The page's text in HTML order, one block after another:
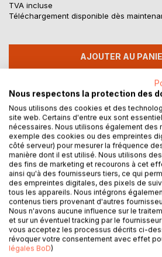
TVA incluse
Téléchargement disponible dès
AJOUTER AU
Ajouter à ma liste d'envies
Laisser un avis
DESCRIPTION
La France traverse une période de
sociaux et politiques de grande
La démocratie est en danger. L'ordre
Nous respectons la protection des
Nous utilisons des cookies et des
site web. Certains d'entre eux sont
nécessaires. Nous utilisons également des
exemple des cookies ou des empreintes
côté serveur) pour mesurer la fréquence
manière dont il est utilisé. Nous utilisons
des fins de marketing et recourons à cet
ainsi qu'à des fournisseurs tiers, ce qui
des empreintes digitales, des pixels de
tous les appareils. Nous intégrons
contenus tiers provenant d'autres
Nous n'avons aucune influence sur le
et sur un éventuel tracking par le
vous acceptez les processus décrits ci-
révoquer votre consentement avec effet
légales BoD)